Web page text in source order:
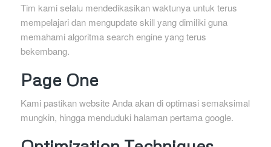
Tim kami selalu mendedikasikan waktunya untuk terus
mempelajari dan mengupdate skill yang dimiliki guna
memahami algoritma search engine yang terus
bekembang.
Page One
Kami pastikan website Anda akan di optimasi semaksimal
mungkin, hingga menduduki halaman pertama google.